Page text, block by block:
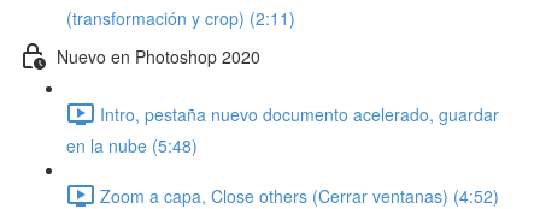
(transformación y crop) (2:11)
Nuevo en Photoshop 2020
Intro, pestaña nuevo documento acelerado, guardar
en la nube (5:48)
Zoom a capa, Close others (Cerrar ventanas) (4:52)